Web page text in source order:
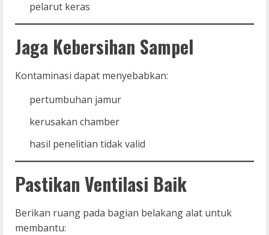
pelarut keras
Jaga Kebersihan Sampel
Kontaminasi dapat menyebabkan:
pertumbuhan jamur
kerusakan chamber
hasil penelitian tidak valid
Pastikan Ventilasi Baik
Berikan ruang pada bagian belakang alat untuk
membantu: